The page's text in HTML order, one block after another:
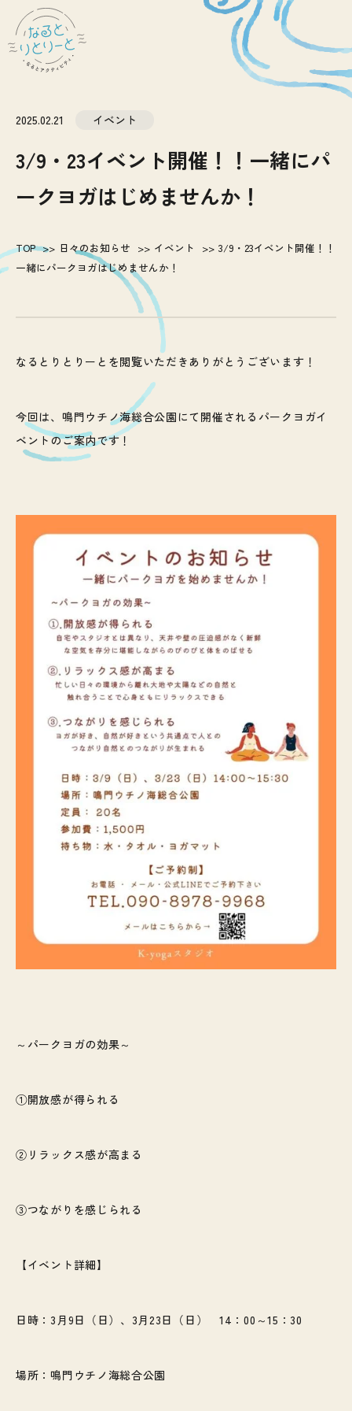
2025.02.21 イベント
3/9・23イベント開催！！一緒にパ
ークヨガはじめませんか！
TOP 日々のお知らせ イベント
3/9・23イベント開催！！
一緒にパークヨガはじめませんか！
なるとりとりーとを閲覧いただきありがとうございます！
今回は、鳴門ウチノ海総合公園にて開催されるパークヨガイ
ベントのご案内です！
～パークヨガの効果～
①開放感が得られる
②リラックス感が高まる
③つながりを感じられる
【イベント詳細】
日時：3月9日（日）、3月23日（日） 14：00～15：30
場所：鳴門ウチノ海総合公園